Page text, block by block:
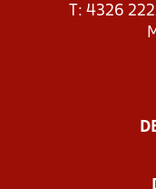
T: 4326